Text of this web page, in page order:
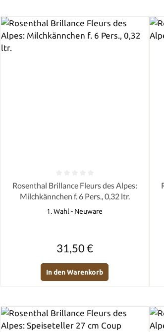
Durchschnittliche Bewertung von 0 von 5
Rosenthal Brillance Fleurs des Alpes:
Milchkännchen f. 6 Pers., 0,32 ltr.
1. Wahl - Neuware
31,50 €
In den Warenkorb